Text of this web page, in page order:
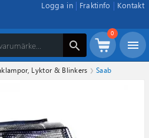
Kontakt
Fraktinfo
Logga in
search
0
menu
Lyktor & Blinkers Saab